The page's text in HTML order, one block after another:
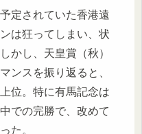
定されていた香港遠
は狂ってしまい、状
かし、天皇賞（秋）
ンスを振り返ると、
位。特に有馬記念は
での完勝で、改めて
た。